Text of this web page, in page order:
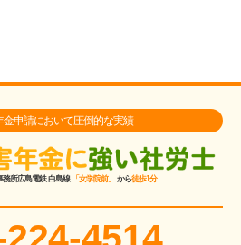
金申請において圧倒的な実績
務所広島電鉄 白島線 「女学院前」 から徒歩1分